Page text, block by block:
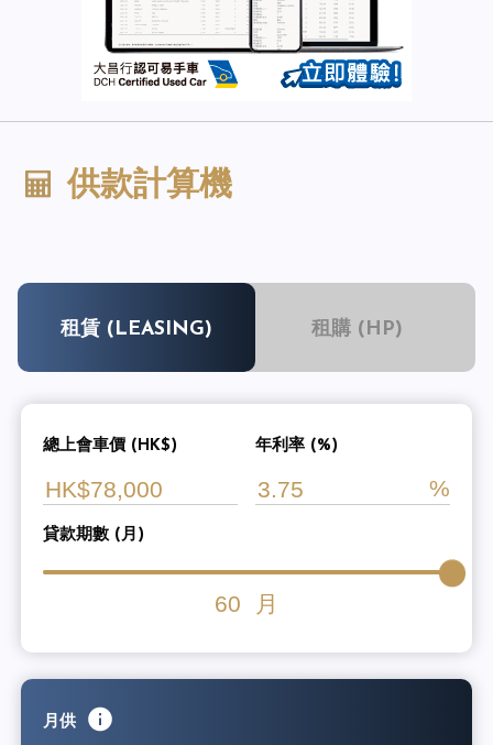
供款計算機
租賃 (LEASING) 租購 (HP)
總上會車價 (HK$) 年利率 (%)
貸款期數 (月)
60 月
月供